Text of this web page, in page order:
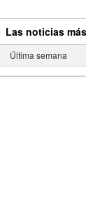
Las noticias
Última semana